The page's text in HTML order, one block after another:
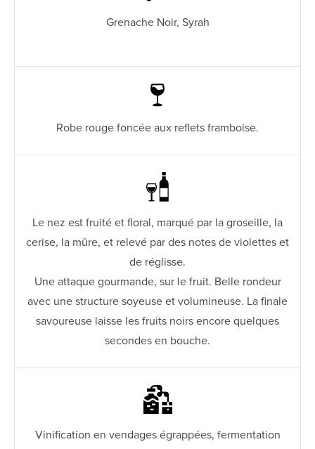
Grenache Noir, Syrah
Robe rouge foncée aux reflets framboise.
Le nez est fruité et floral, marqué par la groseille, la
cerise, la mûre, et relevé par des notes de violettes et
de réglisse.
Une attaque gourmande, sur le fruit. Belle rondeur
avec une structure soyeuse et volumineuse. La finale
savoureuse laisse les fruits noirs encore quelques
secondes en bouche.
Vinification en vendages égrappées, fermentation